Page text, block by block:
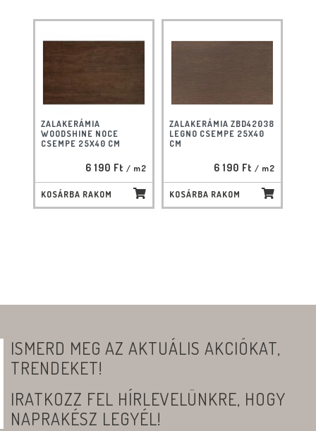
ZALAKERÁMIA
WOODSHINE NOCE
CSEMPE 25X40 CM
6 190 Ft / m2
KOSÁRBA RAKOM
ZALAKERÁMIA ZBD42038
LEGNO CSEMPE 25X40
CM
6 190 Ft / m2
KOSÁRBA RAKOM
ISMERD MEG AZ AKTUÁLIS AKCIÓKAT,
TRENDEKET!
IRATKOZZ FEL HÍRLEVELÜNKRE, HOGY
NAPRAKÉSZ LEGYÉL!